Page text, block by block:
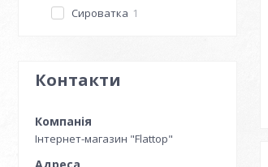
Сироватка 1
Контакти
Інтернет-магазин "Flattop"